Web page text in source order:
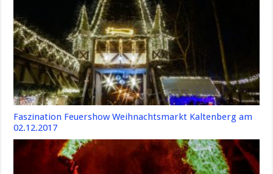
Faszination Feuershow Weihnachtsmarkt Kaltenberg am
02.12.2017